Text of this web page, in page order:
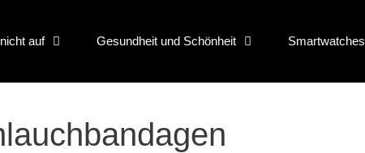
auf Gesundheit und Schönheit Smartwatches